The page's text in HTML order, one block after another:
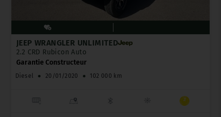
JEEP WRANGLER UNLIMITED
2.2 CRD Rubicon Auto
Garantie Constructeur
Diesel ● 20/01/2020 ● 102 000 km